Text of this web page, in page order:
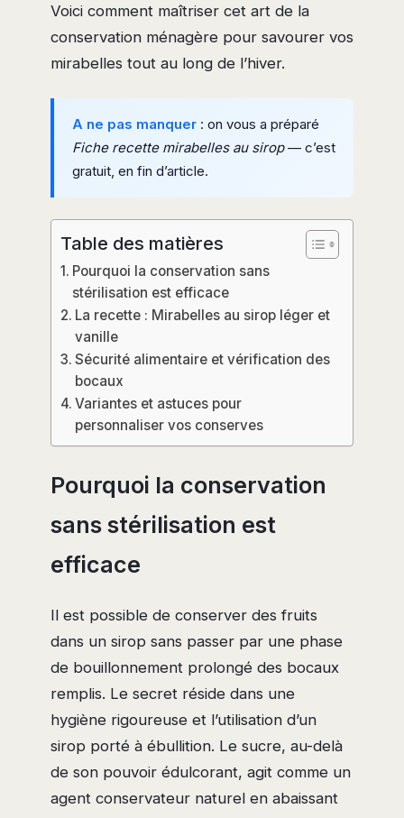
Voici comment maîtriser cet art de la
conservation ménagère pour savourer vos
mirabelles tout au long de l’hiver.
A ne pas manquer : on vous a préparé
Fiche recette mirabelles au sirop— c’est
gratuit, en fin d’article.
Table des matières
Pourquoi la conservation sans
stérilisation est efficace
La recette : Mirabelles au sirop léger et
vanille
Sécurité alimentaire et vérification des
bocaux
Variantes et astuces pour
personnaliser vos conserves
Pourquoi la conservation
sans stérilisation est
efficace
Il est possible de conserver des fruits
dans un sirop sans passer par une phase
de bouillonnement prolongé des bocaux
remplis. Le secret réside dans une
hygiène rigoureuse et l’utilisation d’un
sirop porté à ébullition. Le sucre, au-delà
de son pouvoir édulcorant, agit comme un
agent conservateur naturel en abaissant